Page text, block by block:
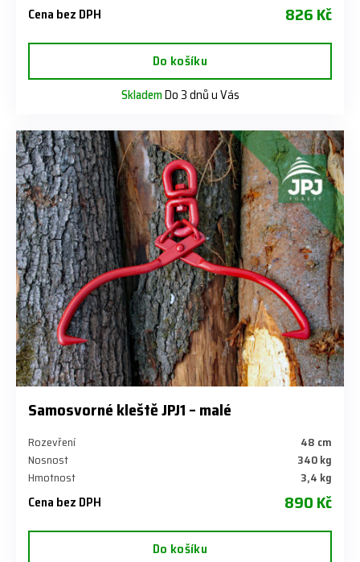
Cena bez DPH 826 Kč
Do košíku
SklademDo 3 dnů u Vás
Samosvorné kleště JPJ1 – malé
Rozevření
48 cm
Nosnost
340 kg
Hmotnost
3,4 kg
Cena bez DPH 890 Kč
Do košíku